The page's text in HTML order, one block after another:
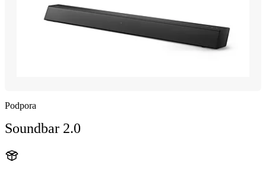
Podpora
Soundbar 2.0